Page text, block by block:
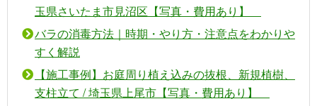
玉県さいたま市見沼区【写真・費用あり】
バラの消毒方法｜時期・やり方・注意点をわかりや
すく解説
【施工事例】お庭周り植え込みの抜根、新規植樹、
支柱立て / 埼玉県上尾市【写真・費用あり】